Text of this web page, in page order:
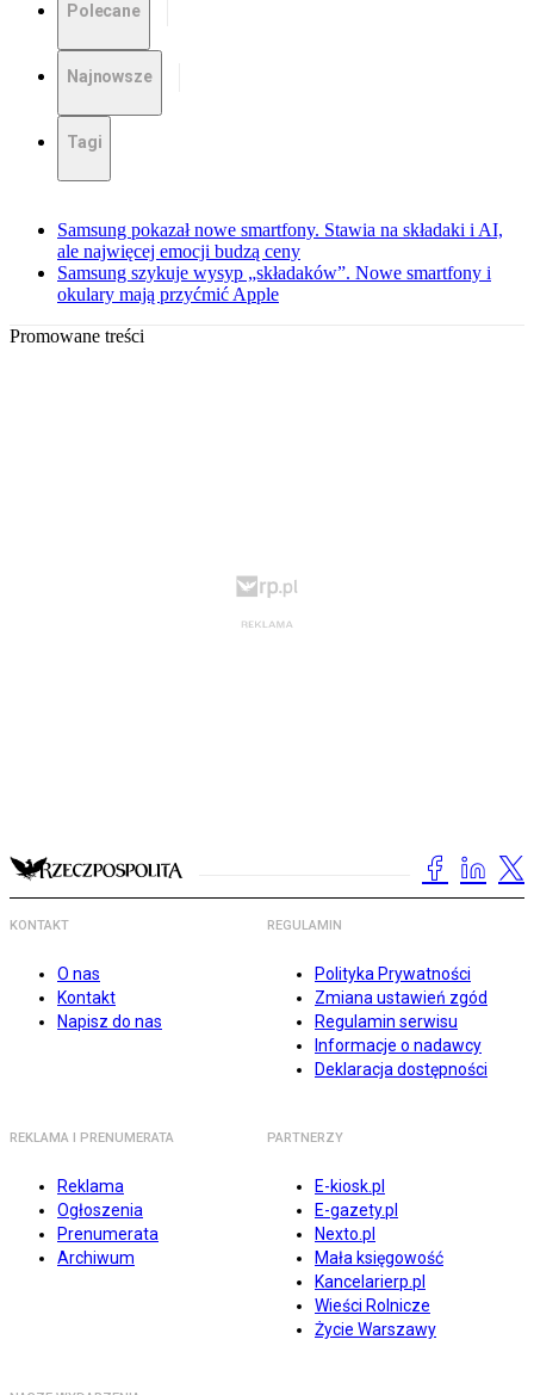
Polecane
Najnowsze
Tagi
Samsung pokazał nowe smartfony. Stawia na składaki i AI,
ale najwięcej emocji budzą ceny
Samsung szykuje wysyp „składaków”. Nowe smartfony i
okulary mają przyćmić Apple
Promowane treści
KONTAKT
O nas
Kontakt
Napisz do nas
REGULAMIN
Polityka Prywatności
Zmiana ustawień zgód
Regulamin serwisu
Informacje o nadawcy
Deklaracja dostępności
REKLAMA I PRENUMERATA
Reklama
Ogłoszenia
Prenumerata
Archiwum
PARTNERZY
E-kiosk.pl
E-gazety.pl
Nexto.pl
Mała księgowość
Kancelarierp.pl
Wieści Rolnicze
Życie Warszawy